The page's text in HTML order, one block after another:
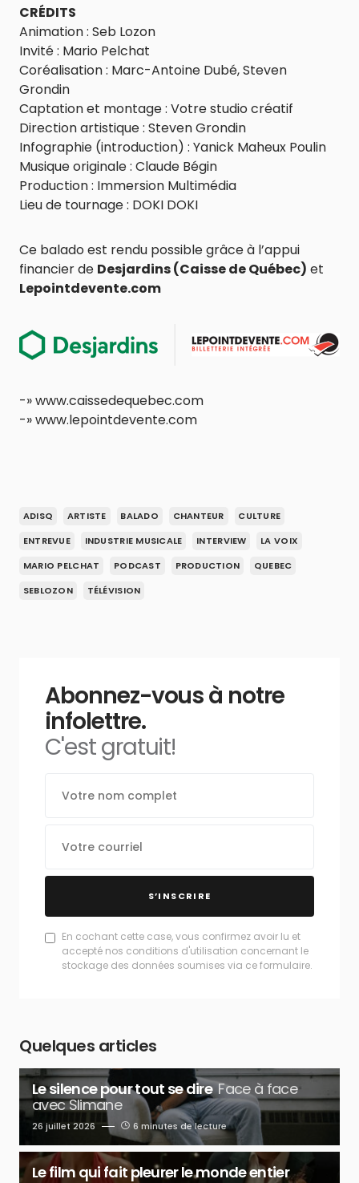
CRÉDITS
Animation : Seb Lozon
Invité : Mario Pelchat
Coréalisation : Marc-Antoine Dubé, Steven
Grondin
Captation et montage : Votre studio créatif
Direction artistique : Steven Grondin
Infographie (introduction) : Yanick Maheux Poulin
Musique originale : Claude Bégin
Production : Immersion Multimédia
Lieu de tournage : DOKI DOKI
Ce balado est rendu possible grâce à l’appui
financier de Desjardins (Caisse de Québec) et
Lepointdevente.com
-»⁠⁠ www.caissedequebec.com⁠⁠
-»⁠ ⁠www.lepointdevente.com⁠
ADISQ ARTISTE BALADO CHANTEUR
CULTURE
ENTREVUE
INDUSTRIE MUSICALE INTERVIEW
LA VOIX
MARIO PELCHAT
PODCAST PRODUCTION
QUEBEC
SEBLOZON
TÉLÉVISION
Abonnez-vous à notre
infolettre.
C'est gratuit!
S’INSCRIRE
En cochant cette case, vous confirmez avoir lu et
accepté nos conditions d'utilisation concernant le
stockage des données soumises via ce formulaire.
Quelques articles
Le silence pour tout se dire Face à face
avec Slimane
26 juillet 2026 6 minutes de lecture
Le film qui fait pleurer le monde entier